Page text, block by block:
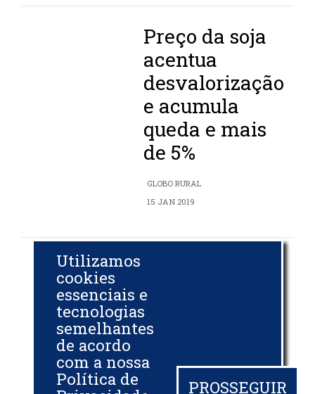
Preço da soja
acentua
desvalorização
e acumula
queda e mais
de 5%
GLOBO RURAL
15 JAN 2019
internacional
incerta reduz
prêmio sobre a
soja brasileira
Utilizamos
cookies
essenciais e
tecnologias
semelhantes
de acordo
com a nossa
Política de
PROSSEGUIR